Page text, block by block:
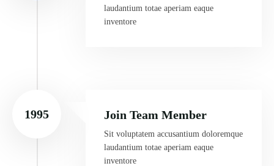
laudantium totae aperiam eaque
inventore
1995 Join Team Member
Sit voluptatem accusantium doloremque
laudantium totae aperiam eaque
inventore